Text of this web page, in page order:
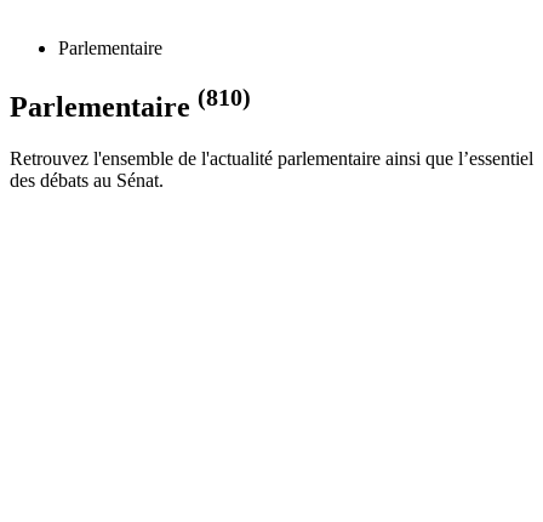
Parlementaire
Parlementaire (810)
Retrouvez l'ensemble de l'actualité parlementaire ainsi que l’essentiel
des débats au Sénat.